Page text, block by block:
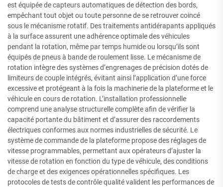
est équipée de capteurs automatiques de détection des bords,
empêchant tout objet ou toute personne de se retrouver coincé
sous le mécanisme rotatif. Des traitements antidérapants appliqués
à la surface assurent une adhérence optimale des véhicules
pendant la rotation, même par temps humide ou lorsqu’ils sont
équipés de pneus à bande de roulement lisse. Le mécanisme de
rotation intègre des systèmes d’engrenages de précision dotés de
limiteurs de couple intégrés, évitant ainsi l’application d’une force
excessive et protégeant à la fois la machinerie de la plateforme et le
véhicule en cours de rotation. L’installation professionnelle
comprend une analyse structurelle complète afin de vérifier la
capacité portante du bâtiment et d’assurer des raccordements
électriques conformes aux normes industrielles de sécurité. Le
système de commande de la plateforme propose des réglages de
vitesse programmables, permettant aux opérateurs d’ajuster la
vitesse de rotation en fonction du type de véhicule, des conditions
de charge et des exigences opérationnelles spécifiques. Les
protocoles de tests de contrôle qualité valident les performances de